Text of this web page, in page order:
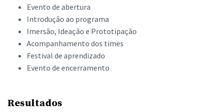
Evento de abertura
Introdução ao programa
Imersão, Ideação e Prototipação
Acompanhamento dos times
Festival de aprendizado
Evento de encerramento
Resultados